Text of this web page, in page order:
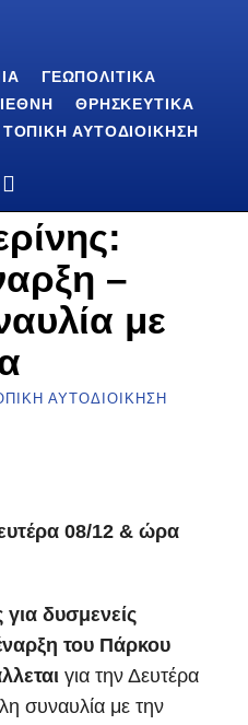
ΓΕΩΠΟΛΙΤΙΚΆ
ΘΡΗΣΚΕΥΤΙΚΆ
ΤΟΠΙΚΉ ΑΥΤΟΔΙΟΊΚΗΣΗ
–
με
ΑΥΤΟΔΙΟΊΚΗΣΗ
08/12 & ώρα
δυσμενείς
του Πάρκου
για την Δευτέρα
συναυλία με την